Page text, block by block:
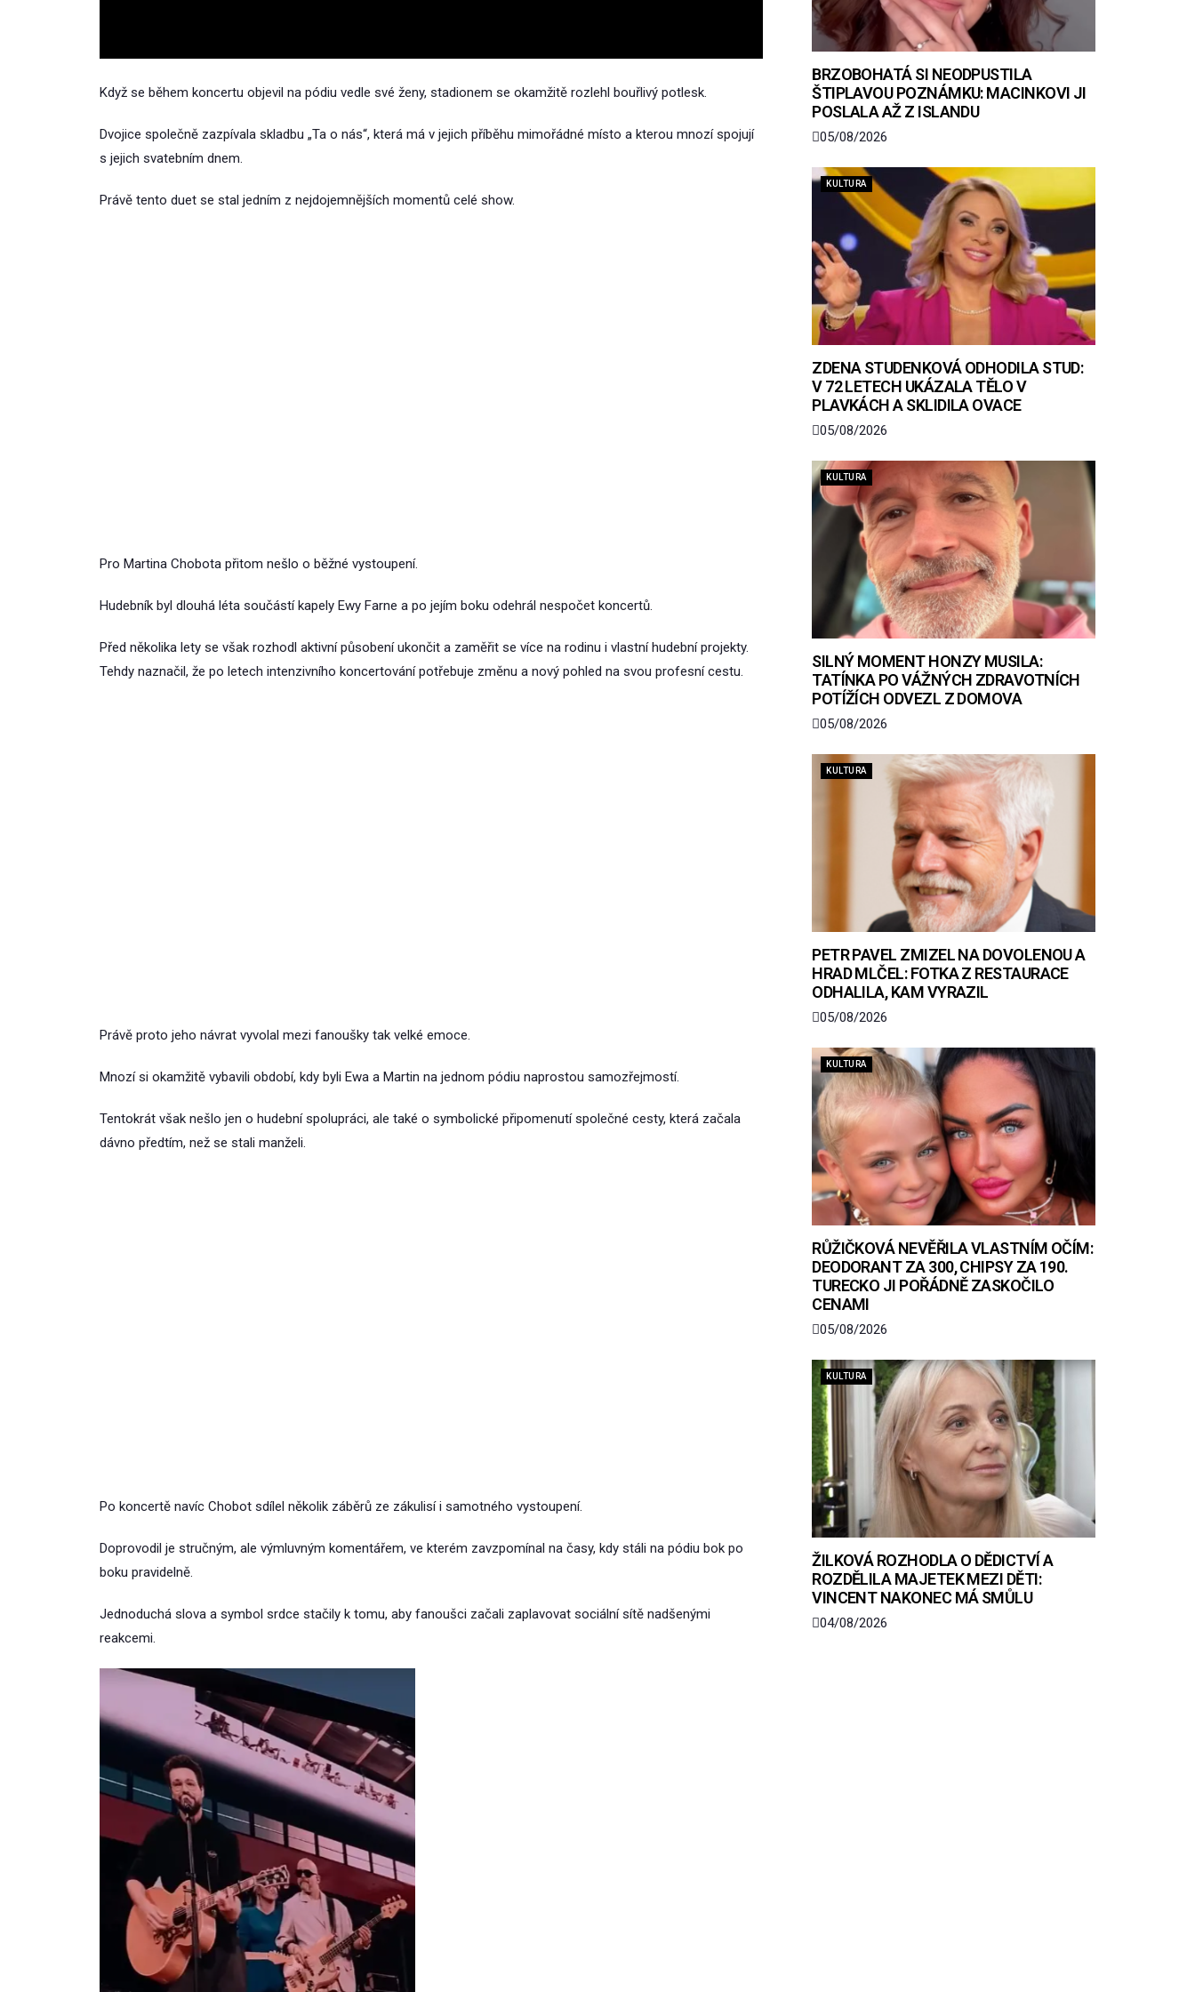
Když se během koncertu objevil na pódiu vedle své ženy, stadionem se okamžitě rozlehl bouřlivý potlesk.
Dvojice společně zazpívala skladbu „Ta o nás“, která má v jejich příběhu mimořádné místo a kterou mnozí spojují
s jejich svatebním dnem.
Právě tento duet se stal jedním z nejdojemnějších momentů celé show.
Pro Martina Chobota přitom nešlo o běžné vystoupení.
Hudebník byl dlouhá léta součástí kapely Ewy Farne a po jejím boku odehrál nespočet koncertů.
Před několika lety se však rozhodl aktivní působení ukončit a zaměřit se více na rodinu i vlastní hudební projekty.
Tehdy naznačil, že po letech intenzivního koncertování potřebuje změnu a nový pohled na svou profesní cestu.
Právě proto jeho návrat vyvolal mezi fanoušky tak velké emoce.
Mnozí si okamžitě vybavili období, kdy byli Ewa a Martin na jednom pódiu naprostou samozřejmostí.
Tentokrát však nešlo jen o hudební spolupráci, ale také o symbolické připomenutí společné cesty, která začala
dávno předtím, než se stali manželi.
Po koncertě navíc Chobot sdílel několik záběrů ze zákulisí i samotného vystoupení.
Doprovodil je stručným, ale výmluvným komentářem, ve kterém zavzpomínal na časy, kdy stáli na pódiu bok po
boku pravidelně.
Jednoduchá slova a symbol srdce stačily k tomu, aby fanoušci začali zaplavovat sociální sítě nadšenými
reakcemi.
BRZOBOHATÁ SI NEODPUSTILA
ŠTIPLAVOU POZNÁMKU: MACINKOVI JI
POSLALA AŽ Z ISLANDU
05/08/2026
KULTURA
ZDENA STUDENKOVÁ ODHODILA STUD:
V 72 LETECH UKÁZALA TĚLO V
PLAVKÁCH A SKLIDILA OVACE
05/08/2026
KULTURA
SILNÝ MOMENT HONZY MUSILA:
TATÍNKA PO VÁŽNÝCH ZDRAVOTNÍCH
POTÍŽÍCH ODVEZL Z DOMOVA
05/08/2026
KULTURA
PETR PAVEL ZMIZEL NA DOVOLENOU A
HRAD MLČEL: FOTKA Z RESTAURACE
ODHALILA, KAM VYRAZIL
05/08/2026
KULTURA
RŮŽIČKOVÁ NEVĚŘILA VLASTNÍM OČÍM:
DEODORANT ZA 300, CHIPSY ZA 190.
TURECKO JI POŘÁDNĚ ZASKOČILO
CENAMI
05/08/2026
KULTURA
ŽILKOVÁ ROZHODLA O DĚDICTVÍ A
ROZDĚLILA MAJETEK MEZI DĚTI:
VINCENT NAKONEC MÁ SMŮLU
04/08/2026